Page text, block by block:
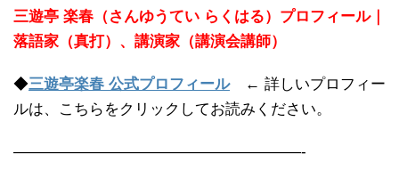
三遊亭 楽春（さんゆうてい らくはる）プロフィール｜
落語家（真打）、講演家（講演会講師）
◆三遊亭楽春 公式プロフィール← 詳しいプロフィー
ルは、こちらをクリックしてお読みください。
———————————————————-